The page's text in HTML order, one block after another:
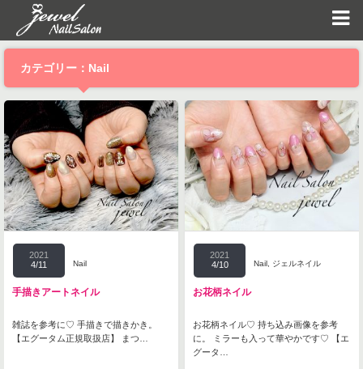
カテゴリー：Nail
2021
4/11
Nail
手描きアートネイル
雑誌を参考に♡ 手描きで描きかき。
【エグータム正規取扱店】 まつ…
2021
4/10
Nail ジェルネイル
お花柄ネイル
お花柄ネイル♡ 持ち込み画像を参考
に。 ミラーも入って華やかです♡ 【エ
グータ…